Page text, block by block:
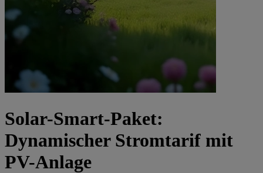
Solar-Smart-Paket:
Dynamischer Stromtarif mit
PV-Anlage